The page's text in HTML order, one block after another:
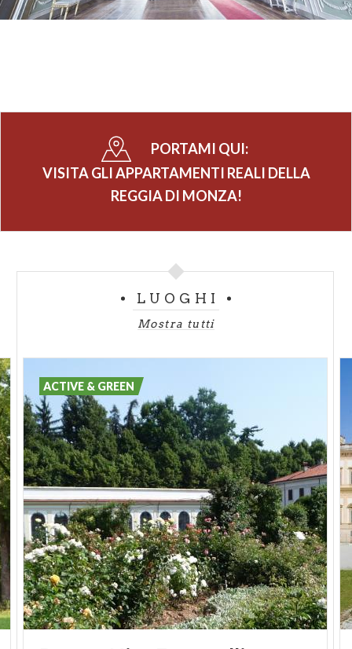
PORTAMI QUI:
VISITA GLI APPARTAMENTI REALI DELLA
REGGIA DI MONZA!
LUOGHI
Mostra tutti
ACTIVE & GREEN